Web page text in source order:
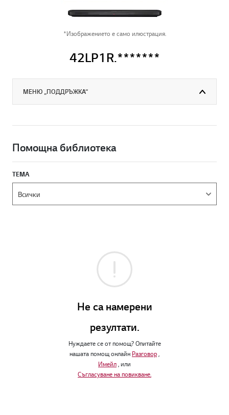
*Изображението е само илюстрация.
42LP1R.*******
МЕНЮ „ПОДДРЪЖКА“
Помощна библиотека
ТЕМА
Не са намерени
резултати.
Нуждаете се от помощ? Опитайте
нашата помощ онлайн Разговор,
Имейл, или
Съгласуване на повикване.